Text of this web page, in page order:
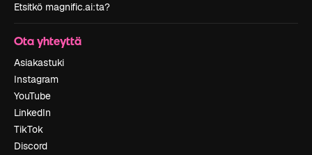
Etsitkö magnific.ai:ta?
Ota yhteyttä
Asiakastuki
Instagram
YouTube
LinkedIn
TikTok
Discord